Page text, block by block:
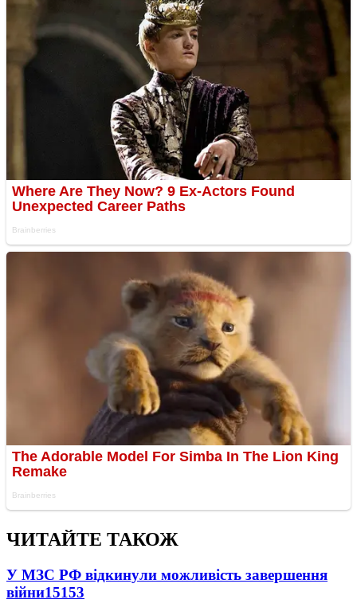
ЧИТАЙТЕ ТАКОЖ
У МЗС РФ відкинули можливість завершення
війни15153